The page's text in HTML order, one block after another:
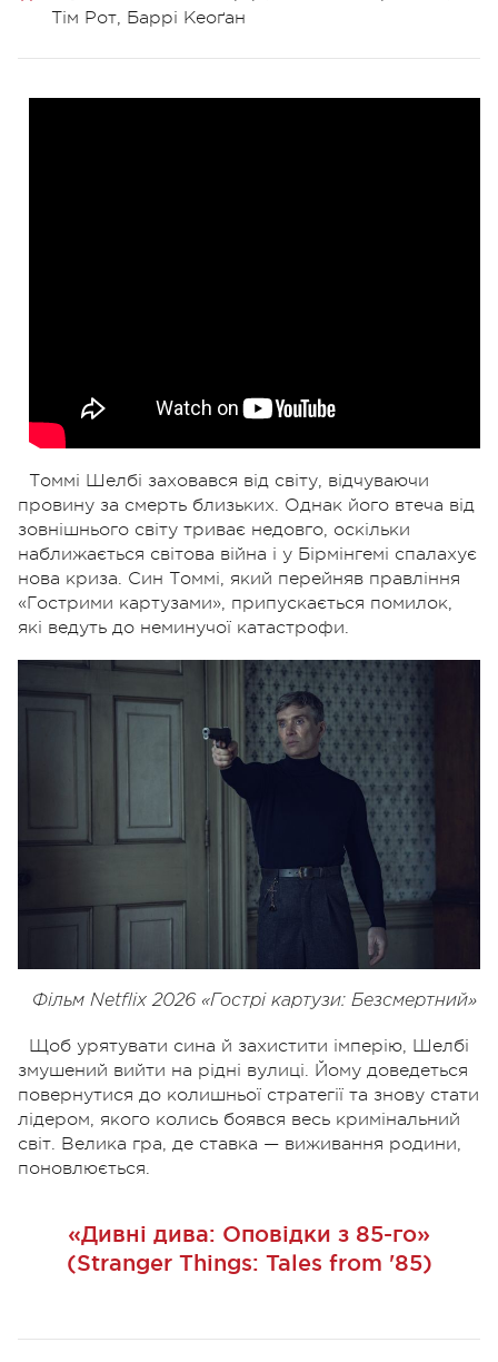
Тім Рот, Баррі Кеоґан
Томмі Шелбі заховався від світу, відчуваючи
провину за смерть близьких. Однак його втеча від
зовнішнього світу триває недовго, оскільки
наближається світова війна і у Бірмінгемі спалахує
нова криза. Син Томмі, який перейняв правління
«Гострими картузами», припускається помилок,
які ведуть до неминучої катастрофи.
Фільм Netflix 2026 «Гострі картузи: Безсмертний»
Щоб урятувати сина й захистити імперію, Шелбі
змушений вийти на рідні вулиці. Йому доведеться
повернутися до колишньої стратегії та знову стати
лідером, якого колись боявся весь кримінальний
світ. Велика гра, де ставка — виживання родини,
поновлюється.
«Дивні дива: Оповідки з 85-го»
(Stranger Things: Tales from '85)